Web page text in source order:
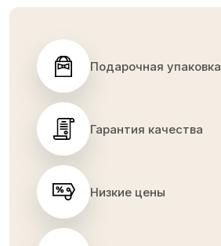
Подарочная упаковка
Гарантия качества
Низкие цены